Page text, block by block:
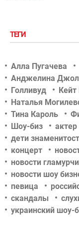
ТЕГИ
Алла Пугачева
Анджелина
Голливуд
Наталья
Тина Кароль
Шоу-биз
актер
дети
концерт
новости
новости шоу
певица
скандалы
украинский шоу-